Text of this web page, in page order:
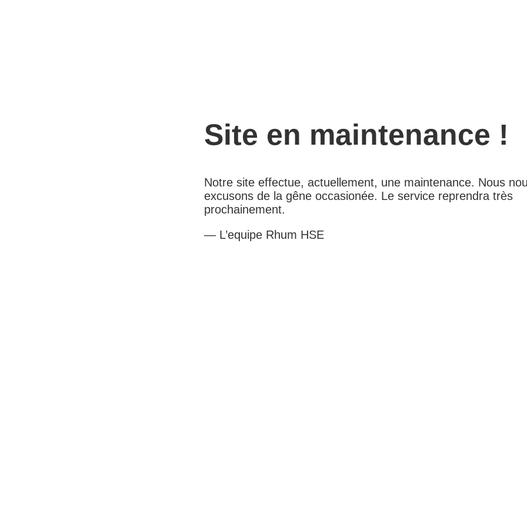
Site en maintenance !
Notre site effectue, actuellement, une maintenance. Nous
excusons de la gêne occasionée. Le service reprendra très
prochainement.
— L’equipe Rhum HSE